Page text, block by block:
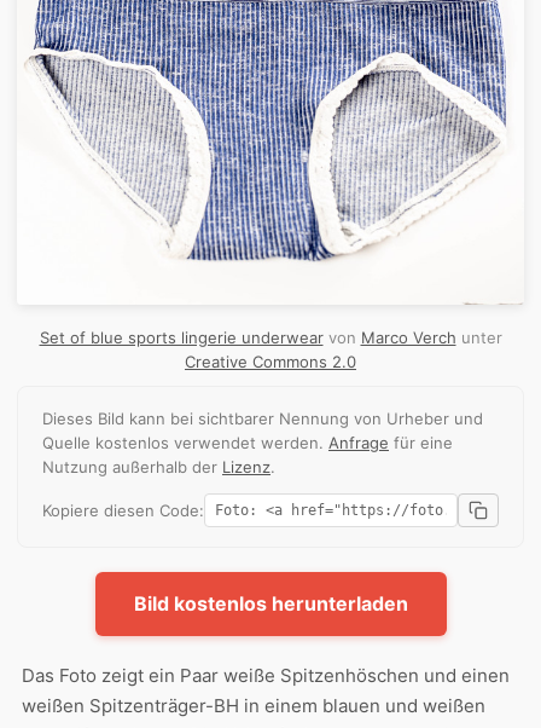
Set of blue sports lingerie underwearvon Marco Verch unter
Creative Commons 2.0
Dieses Bild kann bei sichtbarer Nennung von Urheber und
Quelle kostenlos verwendet werden. Anfrage für eine
Nutzung außerhalb der Lizenz.
Kopiere diesen Code:
Bild kostenlos herunterladen
Das Foto zeigt ein Paar weiße Spitzenhöschen und einen
weißen Spitzenträger-BH in einem blauen und weißen